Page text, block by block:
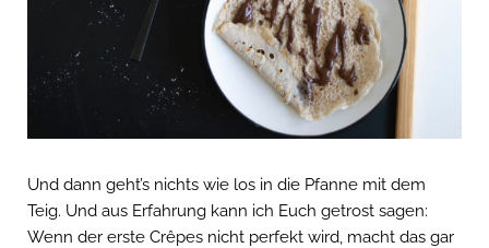
Und dann geht’s nichts wie los in die Pfanne mit dem
Teig. Und aus Erfahrung kann ich Euch getrost sagen:
Wenn der erste Crêpes nicht perfekt wird, macht das gar